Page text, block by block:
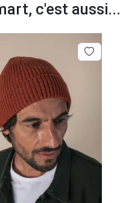
c'est aussi...